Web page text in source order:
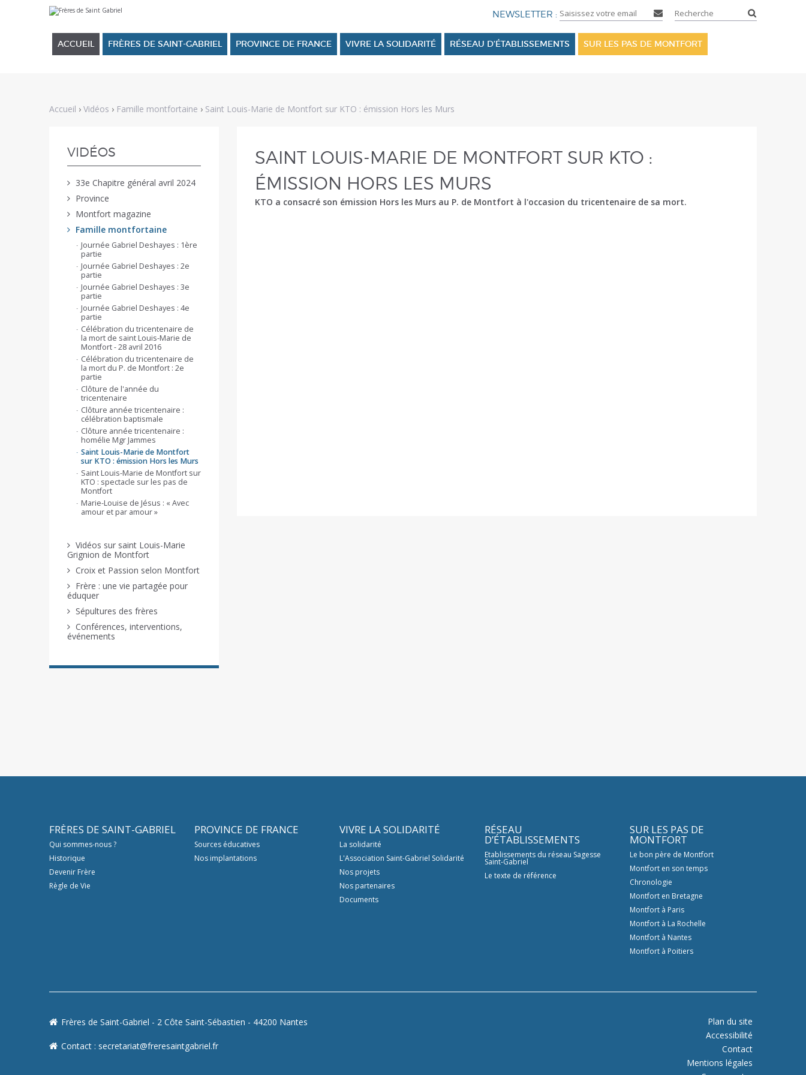
Aller
au
Aller
Outils
personnels
ACCUEIL FRÈRES DE SAINT-GABRIEL PROVINCE DE FRANCE VIVRE LA SOLIDARITÉ RÉSEAU D’ÉTABLISSEMENTS SUR LES PAS DE MONTFORT
Accueil › Vidéos › Famille montfortaine › Saint Louis-Marie de Montfort sur KTO : émission Hors les Murs
NAVIGATION
VIDÉOS
33e Chapitre général avril 2024
Province
Montfort magazine
Famille montfortaine
Journée Gabriel Deshayes : 1ère
partie
Journée Gabriel Deshayes : 2e
partie
Journée Gabriel Deshayes : 3e
partie
Journée Gabriel Deshayes : 4e
partie
Célébration du tricentenaire de
la mort de saint Louis-Marie de
Montfort - 28 avril 2016
Célébration du tricentenaire de
la mort du P. de Montfort : 2e
partie
Clôture de l'année du
tricentenaire
Clôture année tricentenaire :
célébration baptismale
Clôture année tricentenaire :
homélie Mgr Jammes
Saint Louis-Marie de Montfort
sur KTO : émission Hors les Murs
Saint Louis-Marie de Montfort sur
KTO : spectacle sur les pas de
Montfort
Marie-Louise de Jésus : « Avec
amour et par amour »
Vidéos sur saint Louis-Marie
Grignion de Montfort
Croix et Passion selon Montfort
Frère : une vie partagée pour
éduquer
Sépultures des frères
Conférences, interventions,
événements
SAINT LOUIS-MARIE DE MONTFORT SUR KTO :
ÉMISSION HORS LES MURS
KTO a consacré son émission Hors les Murs au P. de Montfort à l'occasion du tricentenaire de sa mort.
FRÈRES DE SAINT-GABRIEL
Qui sommes-nous ?
Historique
Devenir Frère
Règle de Vie
PROVINCE DE FRANCE
Sources éducatives
Nos implantations
VIVRE LA SOLIDARITÉ
La solidarité
L'Association Saint-Gabriel Solidarité
Nos projets
Nos partenaires
Documents
RÉSEAU
D’ÉTABLISSEMENTS
Etablissements du réseau Sagesse
Saint-Gabriel
Le texte de référence
SUR LES PAS DE
MONTFORT
Le bon père de Montfort
Montfort en son temps
Chronologie
Montfort en Bretagne
Montfort à Paris
Montfort à La Rochelle
Montfort à Nantes
Montfort à Poitiers
Plan du site
Accessibilité
Contact
Mentions légales
Frères de Saint-Gabriel - 2 Côte Saint-Sébastien - 44200 Nantes
Contact : secretariat@freresaintgabriel.fr